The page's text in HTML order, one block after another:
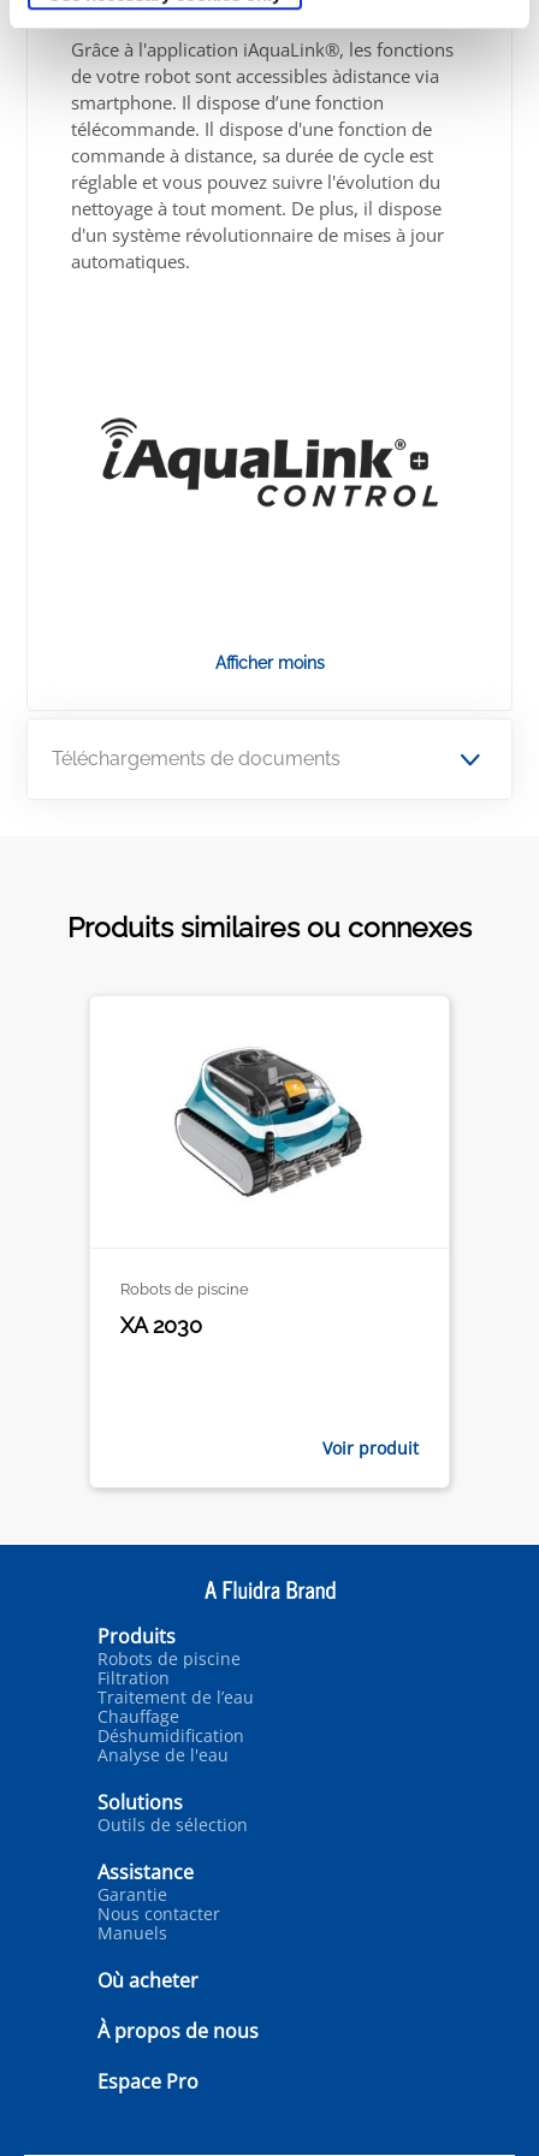
Grâce à l'application iAquaLink®, les fonctions
de votre robot sont accessibles àdistance via
smartphone. Il dispose d’une fonction
télécommande. Il dispose d'une fonction de
commande à distance, sa durée de cycle est
réglable et vous pouvez suivre l'évolution du
nettoyage à tout moment. De plus, il dispose
d'un système révolutionnaire de mises à jour
automatiques.
Afficher moins
Téléchargements de documents
Produits similaires ou connexes
Robots de piscine
XA 2030
Voir produit
Produits
Robots de piscine
Filtration
Traitement de l’eau
Chauffage
Déshumidification
Analyse de l'eau
Solutions
Outils de sélection
Assistance
Garantie
Nous contacter
Manuels
Où acheter
À propos de nous
Espace Pro